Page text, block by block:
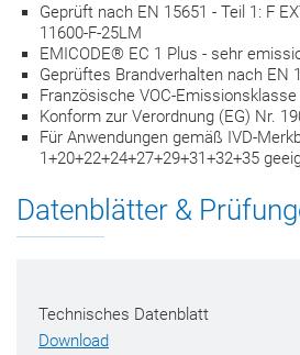
Geprüft nach EN 15651 - Teil 1: F
11600-F-25LM
EMICODE® EC 1 Plus - sehr
Geprüftes Brandverhalten nach EN
Französische VOC-Emissionsklasse
Konform zur Verordnung (EG) Nr.
Für Anwendungen gemäß IVD-
1+20+22+24+27+29+31+32+35
Datenblätter &
Technisches Datenblatt
Download